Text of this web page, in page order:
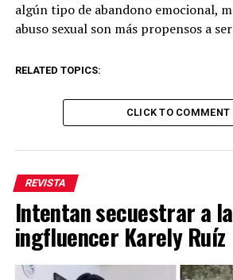
algún tipo de abandono emocional,
abuso sexual son más propensos a
RELATED TOPICS:
CLICK TO COMMENT
REVISTA
Intentan secuestrar a la
ingfluencer Karely Ruíz